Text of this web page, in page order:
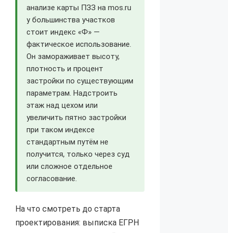
анализе карты ПЗЗ на mos.ru
у большинства участков
стоит индекс «Ф» —
фактическое использование.
Он замораживает высоту,
плотность и процент
застройки по существующим
параметрам. Надстроить
этаж над цехом или
увеличить пятно застройки
при таком индексе
стандартным путём не
получится, только через суд
или сложное отдельное
согласование.
На что смотреть до старта
проектирования: выписка ЕГРН